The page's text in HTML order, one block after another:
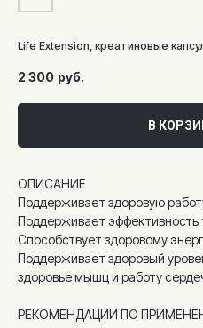
Life Extension, креатиновые
2 300 руб.
В
ОПИСАНИЕ
Поддерживает здоровую
Поддерживает эффективность
Способствует здоровому
Поддерживает здоровый
здоровье мышц и работу
РЕКОМЕНДАЦИИ ПО